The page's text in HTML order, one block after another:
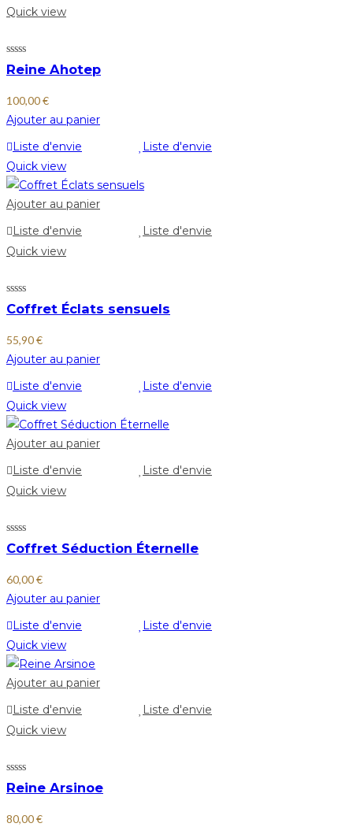
Quick view
Reine Ahotep
100,00€
Ajouter au panier
Liste d'envie
Liste d'envie
Quick view
Ajouter au panier
Liste d'envie
Liste d'envie
Quick view
Coffret Éclats sensuels
55,90€
Ajouter au panier
Liste d'envie
Liste d'envie
Quick view
Ajouter au panier
Liste d'envie
Liste d'envie
Quick view
Coffret Séduction Éternelle
60,00€
Ajouter au panier
Liste d'envie
Liste d'envie
Quick view
Ajouter au panier
Liste d'envie
Liste d'envie
Quick view
Reine Arsinoe
80,00€